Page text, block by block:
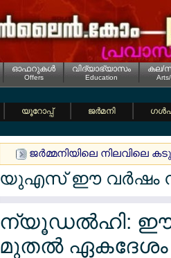
ഓഫറുകള്‍
Offers
വിദ്യാഭ്യാസം
Education
കല/
യൂറോപ്പ് ജര്‍മനി
ജര്‍മ്മനിയിലെ നിലവിലെ
യുഎസ് ഈ വര്‍ഷം
ന്യൂഡല്‍ഹി: ഈ
മുതല്‍ ഏകദേശം